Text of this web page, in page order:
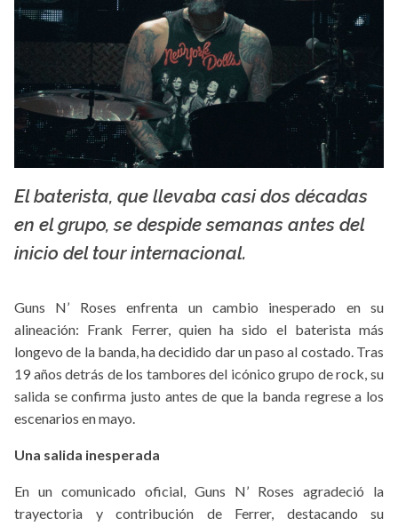
La X mas música
El baterista, que llevaba casi dos décadas
en el grupo, se despide semanas antes del
inicio del tour internacional.
Guns N’ Roses enfrenta un cambio inesperado en su
alineación: Frank Ferrer, quien ha sido el baterista más
longevo de la banda, ha decidido dar un paso al costado. Tras
19 años detrás de los tambores del icónico grupo de rock, su
salida se confirma justo antes de que la banda regrese a los
escenarios en mayo.
Una salida inesperada
En un comunicado oficial, Guns N’ Roses agradeció la
trayectoria y contribución de Ferrer, destacando su